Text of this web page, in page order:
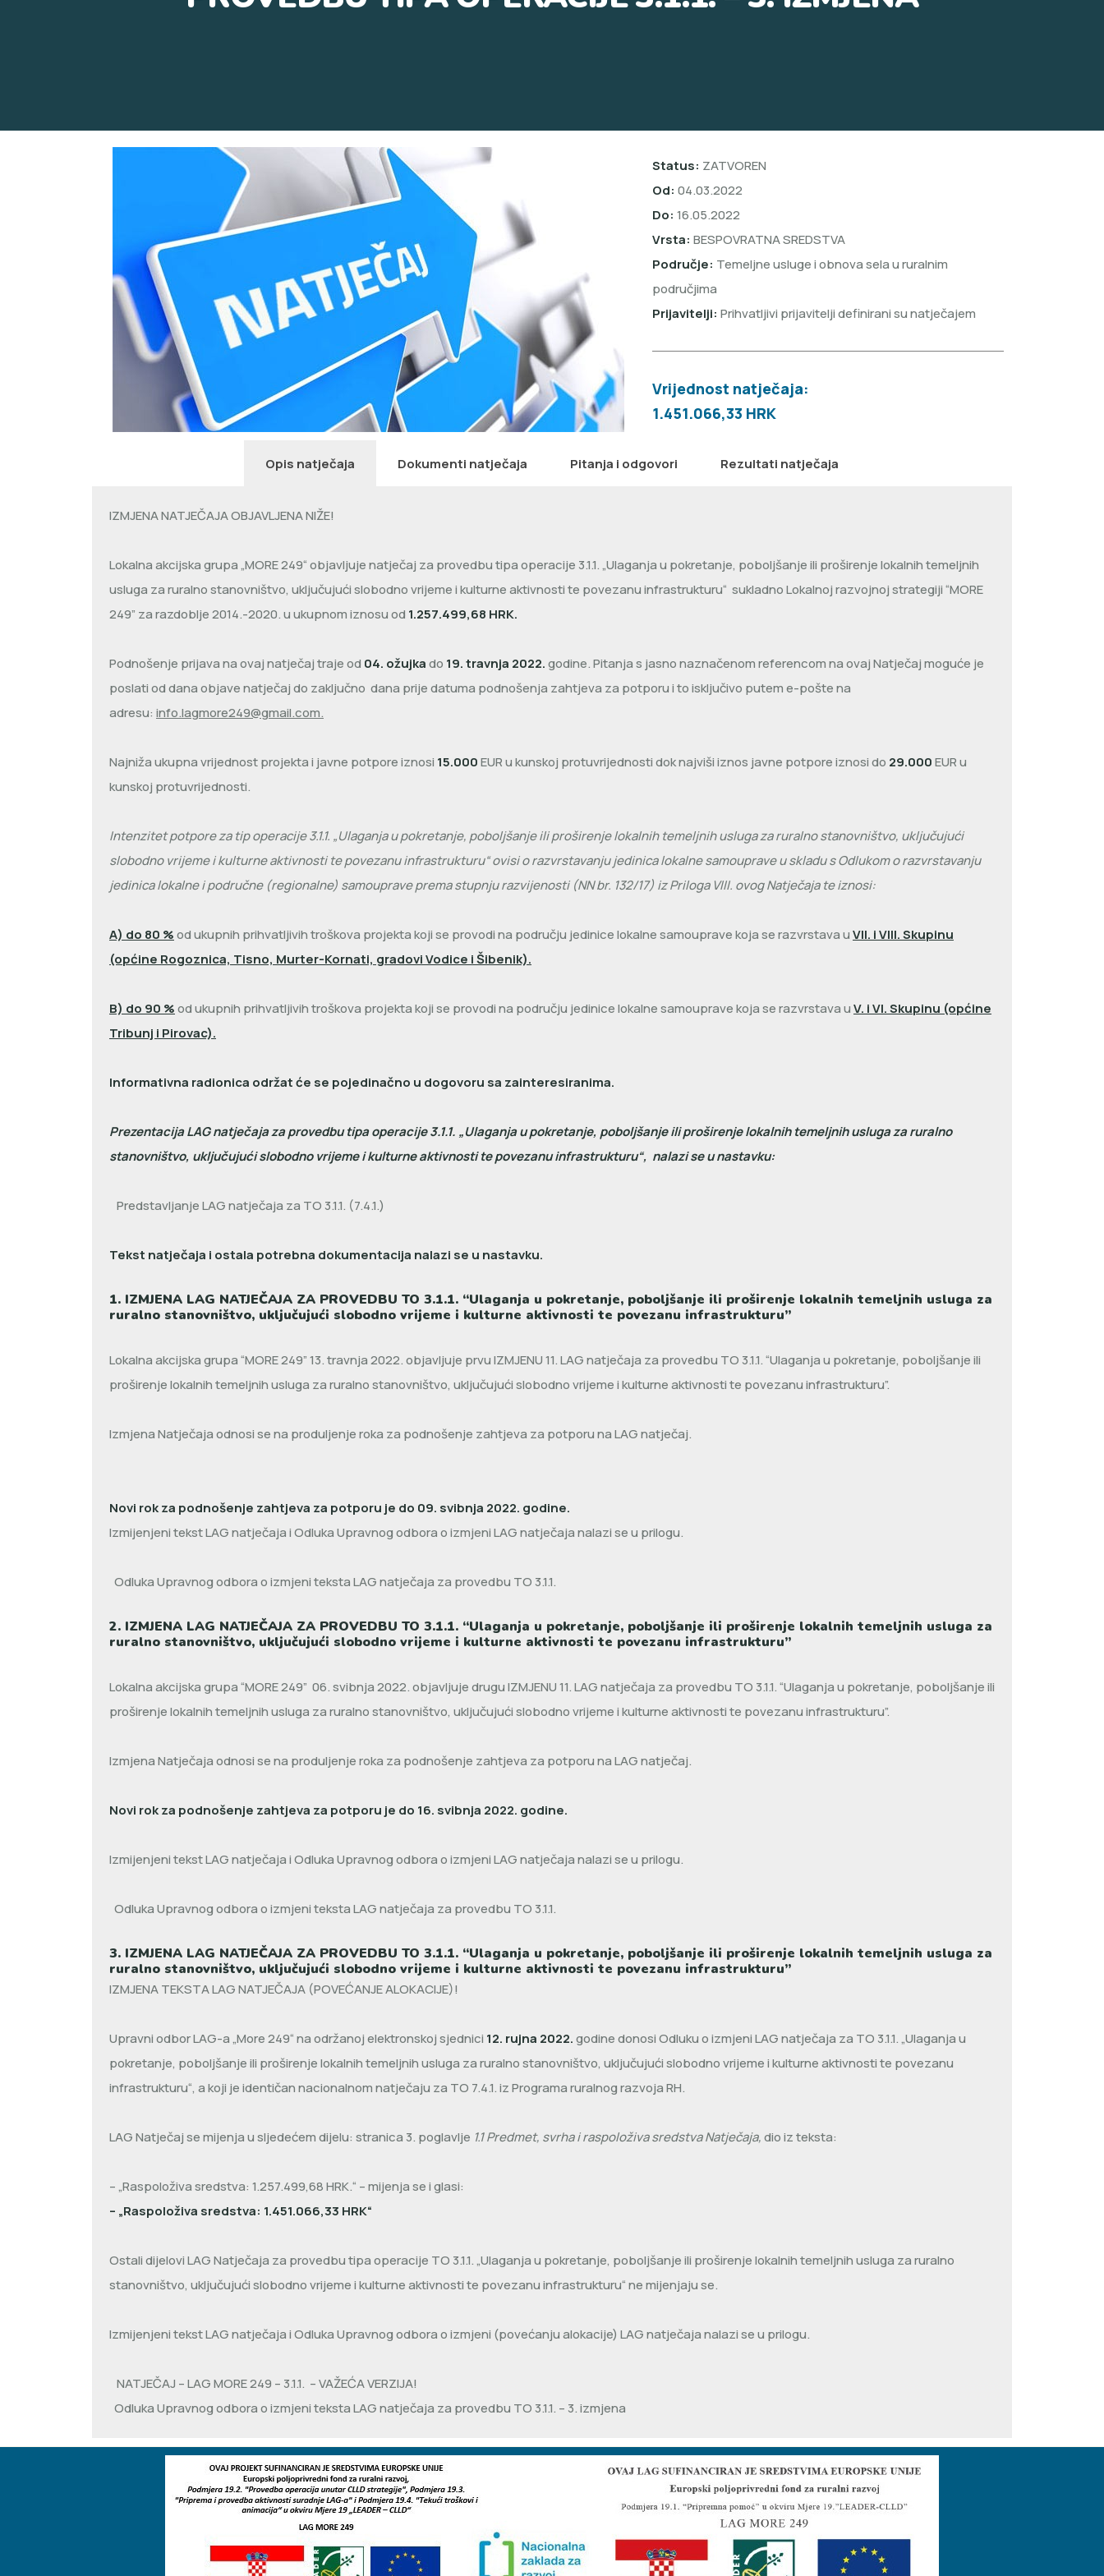
Status: ZATVOREN
Od: 04.03.2022
Do: 16.05.2022
Vrsta: BESPOVRATNA SREDSTVA
Područje: Temeljne usluge i obnova sela u ruralnim
područjima
Prijavitelji: Prihvatljivi prijavitelji definirani su natječajem
Vrijednost natječaja:
1.451.066,33 HRK
Opis natječaja Dokumenti natječaja Pitanja i odgovori Rezultati natječaja
IZMJENA NATJEČAJA OBJAVLJENA NIŽE!
Lokalna akcijska grupa „MORE 249“ objavljuje natječaj za provedbu tipa operacije 3.1.1. „Ulaganja u pokretanje, poboljšanje ili proširenje lokalnih temeljnih
usluga za ruralno stanovništvo, uključujući slobodno vrijeme i kulturne aktivnosti te povezanu infrastrukturu“ sukladno Lokalnoj razvojnoj strategiji “MORE
249” za razdoblje 2014.-2020. u ukupnom iznosu od 1.257.499,68 HRK.
Podnošenje prijava na ovaj natječaj traje od 04. ožujkado 19. travnja 2022.godine. Pitanja s jasno naznačenom referencom na ovaj Natječaj moguće je
poslati od dana objave natječaj do zaključno dana prije datuma podnošenja zahtjeva za potporu i to isključivo putem e-pošte na
adresu: info.lagmore249@gmail.com.
Najniža ukupna vrijednost projekta i javne potpore iznosi 15.000EUR u kunskoj protuvrijednosti dok najviši iznos javne potpore iznosi do 29.000EUR u
kunskoj protuvrijednosti.
Intenzitet potpore za tip operacije 3.1.1. „Ulaganja u pokretanje, poboljšanje ili proširenje lokalnih temeljnih usluga za ruralno stanovništvo, uključujući
slobodno vrijeme i kulturne aktivnosti te povezanu infrastrukturu“ ovisi o razvrstavanju jedinica lokalne samouprave u skladu s Odlukom o razvrstavanju
jedinica lokalne i područne (regionalne) samouprave prema stupnju razvijenosti (NN br. 132/17) iz Priloga VIII. ovog Natječaja te iznosi:
A) do 80 %od ukupnih prihvatljivih troškova projekta koji se provodi na području jedinice lokalne samouprave koja se razvrstava uVII. i VIII. Skupinu
(općine Rogoznica, Tisno, Murter-Kornati, gradovi Vodice i Šibenik).
B) do 90 %od ukupnih prihvatljivih troškova projekta koji se provodi na području jedinice lokalne samouprave koja se razvrstava uV. i VI. Skupinu (općine
Tribunj i Pirovac).
Informativna radionica održat će se pojedinačno u dogovoru sa zainteresiranima.
Prezentacija LAG natječaja za provedbu tipa operacije 3.1.1. „Ulaganja u pokretanje, poboljšanje ili proširenje lokalnih temeljnih usluga za ruralno
stanovništvo, uključujući slobodno vrijeme i kulturne aktivnosti te povezanu infrastrukturu“, nalazi se u nastavku:
Predstavljanje LAG natječaja za TO 3.1.1. (7.4.1.)
Tekst natječaja i ostala potrebna dokumentacija nalazi se u nastavku.
1. IZMJENA LAG NATJEČAJA ZA PROVEDBU TO 3.1.1. “Ulaganja u pokretanje, poboljšanje ili proširenje lokalnih temeljnih usluga za
ruralno stanovništvo, uključujući slobodno vrijeme i kulturne aktivnosti te povezanu infrastrukturu”
Lokalna akcijska grupa “MORE 249” 13. travnja 2022. objavljuje prvu IZMJENU 11. LAG natječaja za provedbu TO 3.1.1. “Ulaganja u pokretanje, poboljšanje ili
proširenje lokalnih temeljnih usluga za ruralno stanovništvo, uključujući slobodno vrijeme i kulturne aktivnosti te povezanu infrastrukturu”.
Izmjena Natječaja odnosi se na produljenje roka za podnošenje zahtjeva za potporu na LAG natječaj.
Novi rok za podnošenje zahtjeva za potporu je do 09. svibnja 2022. godine.
Izmijenjeni tekst LAG natječaja i Odluka Upravnog odbora o izmjeni LAG natječaja nalazi se u prilogu.
Odluka Upravnog odbora o izmjeni teksta LAG natječaja za provedbu TO 3.1.1.
2. IZMJENA LAG NATJEČAJA ZA PROVEDBU TO 3.1.1. “Ulaganja u pokretanje, poboljšanje ili proširenje lokalnih temeljnih usluga za
ruralno stanovništvo, uključujući slobodno vrijeme i kulturne aktivnosti te povezanu infrastrukturu”
Lokalna akcijska grupa “MORE 249” 06. svibnja 2022. objavljuje drugu IZMJENU 11. LAG natječaja za provedbu TO 3.1.1. “Ulaganja u pokretanje, poboljšanje ili
proširenje lokalnih temeljnih usluga za ruralno stanovništvo, uključujući slobodno vrijeme i kulturne aktivnosti te povezanu infrastrukturu”.
Izmjena Natječaja odnosi se na produljenje roka za podnošenje zahtjeva za potporu na LAG natječaj.
Novi rok za podnošenje zahtjeva za potporu je do 16. svibnja 2022. godine.
Izmijenjeni tekst LAG natječaja i Odluka Upravnog odbora o izmjeni LAG natječaja nalazi se u prilogu.
Odluka Upravnog odbora o izmjeni teksta LAG natječaja za provedbu TO 3.1.1.
3. IZMJENA LAG NATJEČAJA ZA PROVEDBU TO 3.1.1. “Ulaganja u pokretanje, poboljšanje ili proširenje lokalnih temeljnih usluga za
ruralno stanovništvo, uključujući slobodno vrijeme i kulturne aktivnosti te povezanu infrastrukturu”
IZMJENA TEKSTA LAG NATJEČAJA (POVEĆANJE ALOKACIJE)!
Upravni odbor LAG-a „More 249“ na održanoj elektronskoj sjednici 12. rujna 2022.godine donosi Odluku o izmjeni LAG natječaja za TO 3.1.1. „Ulaganja u
pokretanje, poboljšanje ili proširenje lokalnih temeljnih usluga za ruralno stanovništvo, uključujući slobodno vrijeme i kulturne aktivnosti te povezanu
infrastrukturu“, a koji je identičan nacionalnom natječaju za TO 7.4.1. iz Programa ruralnog razvoja RH.
LAG Natječaj se mijenja u sljedećem dijelu: stranica 3. poglavlje 1.1 Predmet, svrha i raspoloživa sredstva Natječaja,dio iz teksta:
– „Raspoloživa sredstva: 1.257.499,68 HRK.“ – mijenja se i glasi:
– „Raspoloživa sredstva: 1.451.066,33 HRK“
Ostali dijelovi LAG Natječaja za provedbu tipa operacije TO 3.1.1. „Ulaganja u pokretanje, poboljšanje ili proširenje lokalnih temeljnih usluga za ruralno
stanovništvo, uključujući slobodno vrijeme i kulturne aktivnosti te povezanu infrastrukturu“ ne mijenjaju se.
Izmijenjeni tekst LAG natječaja i Odluka Upravnog odbora o izmjeni (povećanju alokacije) LAG natječaja nalazi se u prilogu.
NATJEČAJ – LAG MORE 249 – 3.1.1. – VAŽEĆA VERZIJA!
Odluka Upravnog odbora o izmjeni teksta LAG natječaja za provedbu TO 3.1.1. – 3. izmjena